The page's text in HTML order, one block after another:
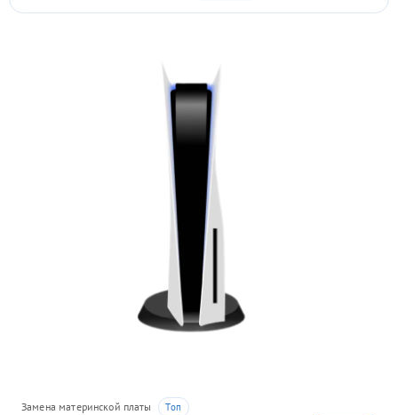
Замена материнской платы